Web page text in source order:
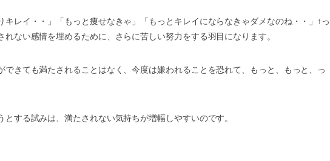
キレイ・・」「もっと痩せなきゃ」「もっとキレイにならなきゃダメなのね・・」↑っ
ない感情を埋めるために、さらに苦しい努力をする羽目になります。
きても満たされることはなく、今度は嫌われることを恐れて、もっと、もっと、っ
する試みは、満たされない気持ちが増幅しやすいのです。